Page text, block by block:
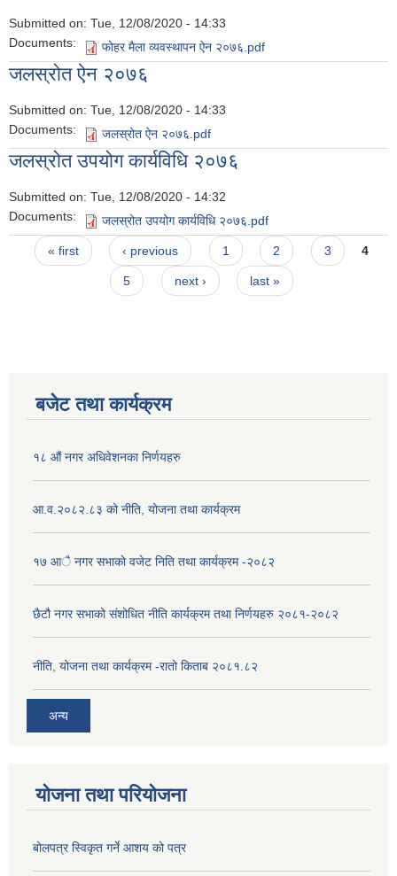
Submitted on: Tue, 12/08/2020 - 14:33
Documents:
फोहर मैला व्यवस्थापन ऐन २०७६.pdf
जलस्रोत ऐन २०७६
Submitted on: Tue, 12/08/2020 - 14:33
Documents:
जलस्रोत ऐन २०७६.pdf
जलस्रोत उपयोग कार्यविधि २०७६
Submitted on: Tue, 12/08/2020 - 14:32
Documents:
जलस्रोत उपयोग कार्यविधि २०७६.pdf
Pages
« first ‹ previous 1 2 3 4
5 next › last »
बजेट तथा कार्यक्रम
१८ औं नगर अधिवेशनका निर्णयहरु
आ.व.२०८२.८३ को नीति, योजना तथा कार्यक्रम
१७ आै नगर सभाकाे वजेट निति तथा कार्यक्रम -२०८२
छैटौ नगर सभाको संशोधित नीति कार्यक्रम तथा निर्णयहरु २०८१-२०८२
नीति, योजना तथा कार्यक्रम -रातो किताब २०८१.८२
अन्य
योजना तथा परियोजना
बोलपत्र स्विकृत गर्ने आशय को पत्र